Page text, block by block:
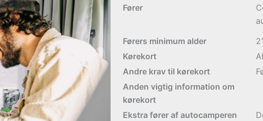
Fører
Førers minimum alder
Kørekort
Andre krav til kørekort
Anden vigtig information om
kørekort
Ekstra fører af autocamperen